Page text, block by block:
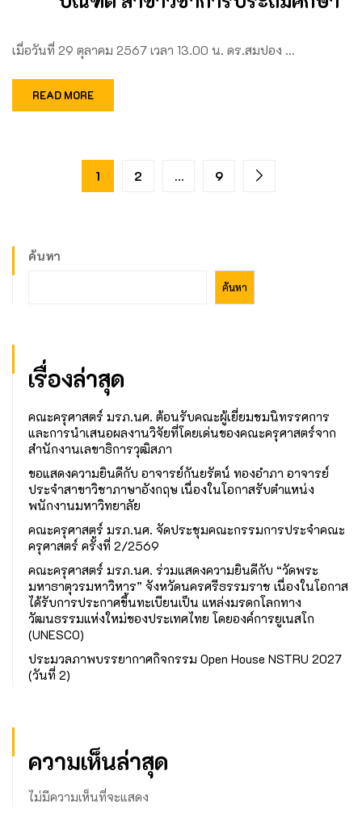
เมื่อวันที่ 29 ตุลาคม 2567 เวลา 13.00 น. ดร.สมปอง …
READ MORE
1 2 … 9
ค้นหา
ค้นหา
เรื่องล่าสุด
คณะครุศาสตร์ มรภ.นศ. ต้อนรับคณะผู้เยี่ยมชมนิทรรศการ
และการนำเสนอผลงานวิจัยที่โดยเด่นของคณะครุศาสตร์จาก
สำนักงานเลขาธิการวุฒิสภา
ขอแสดงความยินดีกับ อาจารย์กันยรัตน์ ทองอำภา อาจารย์
ประจำสาขาวิชาภาษาอังกฤษ เนื่องในโอกาสรับตำแหน่ง
พนักงานมหาวิทยาลัย
คณะครุศาสตร์ มรภ.นศ. จัดประชุมคณะกรรมการประจำคณะ
ครุศาสตร์ ครั้งที่ 2/2569
คณะครุศาสตร์ มรภ.นศ. ร่วมแสดงความยินดีกับ “วัดพระ
มหาธาตุวรมหาวิหาร” จังหวัดนครศรีธรรมราช เนื่องในโอกาส
ได้รับการประกาศขึ้นทะเบียนเป็น แหล่งมรดกโลกทาง
วัฒนธรรมแห่งใหม่ของประเทศไทย โดยองค์การยูเนสโก
(UNESCO)
ประมวลภาพบรรยากาศกิจกรรม Open House NSTRU 2027
(วันที่ 2)
ความเห็นล่าสุด
ไม่มีความเห็นที่จะแสดง